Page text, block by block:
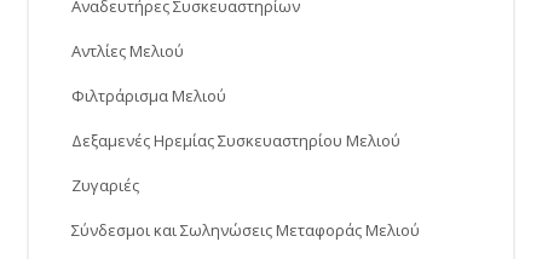
Αναδευτήρες Συσκευαστηρίων
Αντλίες Μελιού
Φιλτράρισμα Μελιού
Δεξαμενές Ηρεμίας Συσκευαστηρίου Μελιού
Ζυγαριές
Σύνδεσμοι και Σωληνώσεις Μεταφοράς Μελιού